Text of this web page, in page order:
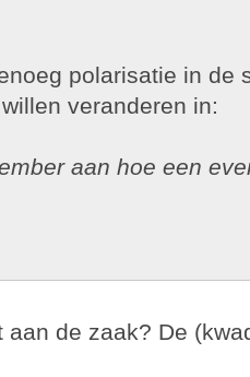
polarisatie in de
veranderen in:
aan hoe een
aan de zaak? De